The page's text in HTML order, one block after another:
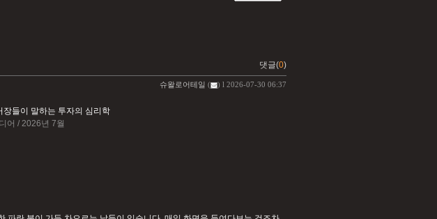
댓글(0)
슈왈로어테일 ( ) l 2026-07-30 06:37
장들이 말하는 투자의 심리학
어 / 2026년 7월